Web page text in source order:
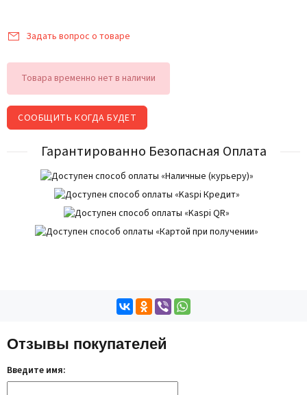
Задать вопрос о товаре
Товара временно нет в наличии
СООБЩИТЬ КОГДА БУДЕТ
Гарантированно Безопасная Оплата
Отзывы покупателей
Введите имя: